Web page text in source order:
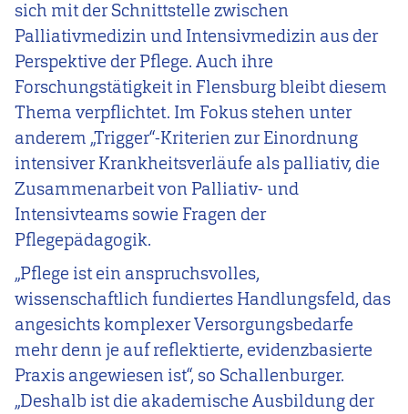
sich mit der Schnittstelle zwischen
Palliativmedizin und Intensivmedizin aus der
Perspektive der Pflege. Auch ihre
Forschungstätigkeit in Flensburg bleibt diesem
Thema verpflichtet. Im Fokus stehen unter
anderem „Trigger“-Kriterien zur Einordnung
intensiver Krankheitsverläufe als palliativ, die
Zusammenarbeit von Palliativ- und
Intensivteams sowie Fragen der
Pflegepädagogik.
„Pflege ist ein anspruchsvolles,
wissenschaftlich fundiertes Handlungsfeld, das
angesichts komplexer Versorgungsbedarfe
mehr denn je auf reflektierte, evidenzbasierte
Praxis angewiesen ist“, so Schallenburger.
„Deshalb ist die akademische Ausbildung der